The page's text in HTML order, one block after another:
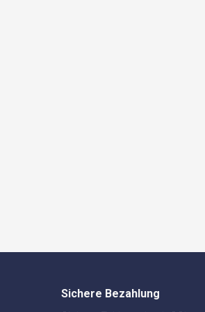
Sichere Bezahlung